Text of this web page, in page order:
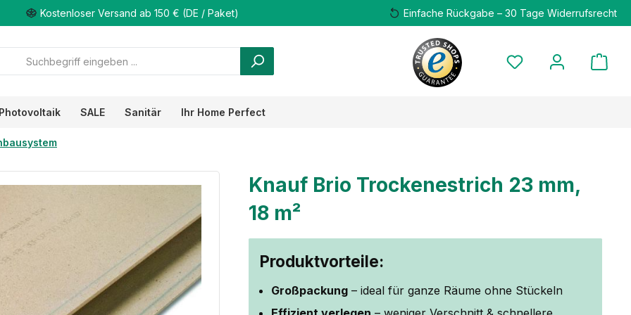
Kostenloser Versand ab 150 € (DE / Paket) Einfache Rückgabe – 30 Tage Widerrufsrecht
Photovoltaik SALE Sanitär Ihr Home Perfect
Knauf Brio Trockenestrich 23 mm,
18 m²
Produktvorteile:
Großpackung– ideal für ganze Räume ohne Stückeln